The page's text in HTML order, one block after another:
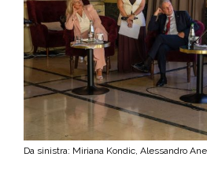
Da sinistra: Miriana Kondic, Alessandro